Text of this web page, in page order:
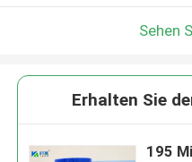
Sehen
Erhalten Sie
195